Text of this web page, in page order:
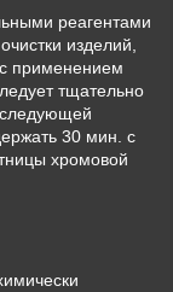
реагентами
изделий,
применением
тщательно
30 мин. с
хромовой